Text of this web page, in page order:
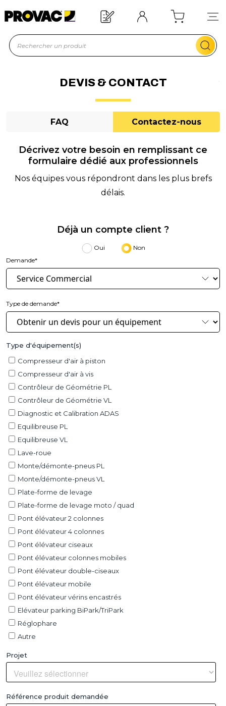
d'un équipement ?
DEVIS & CONTACT
FAQ Contactez-nous
Décrivez votre besoin en remplissant ce
formulaire dédié aux professionnels
Nos équipes vous répondront dans les plus brefs
délais.
Déjà un compte client ?
Oui
Non
Demande*
Type de demande*